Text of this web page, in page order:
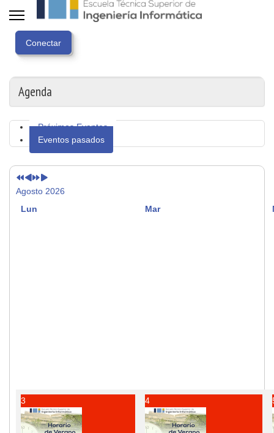
Agenda
Próximos Eventos
Eventos pasados
anterior
Agosto 2026
Lun
Mar
3 4